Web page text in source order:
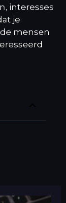
interesses
je
mensen